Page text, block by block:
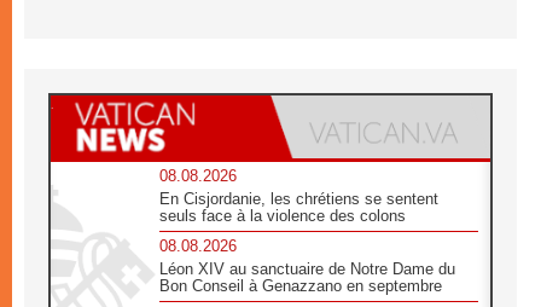
08.08.2026
En Cisjordanie, les chrétiens se sentent
seuls face à la violence des colons
08.08.2026
Léon XIV au sanctuaire de Notre Dame du
Bon Conseil à Genazzano en septembre